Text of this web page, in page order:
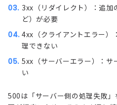
3xx（リダイレクト）：追加
ど）が必要
4xx（クライアントエラー）
理できない
5xx（サーバーエラー）：サ
い
500は「サーバー側の処理失敗